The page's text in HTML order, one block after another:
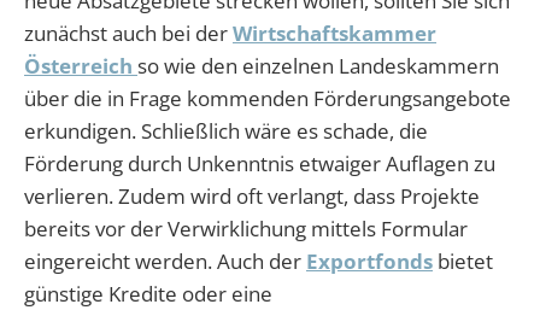
zunächst auch bei derWirtschaftskammer
Österreich so wie den einzelnen Landeskammern
über die in Frage kommenden Förderungsangebote
erkundigen. Schließlich wäre es schade, die
Förderung durch Unkenntnis etwaiger Auflagen zu
verlieren. Zudem wird oft verlangt, dass Projekte
bereits vor der Verwirklichung mittels Formular
eingereicht werden. Auch der Exportfonds bietet
günstige Kredite oder eine